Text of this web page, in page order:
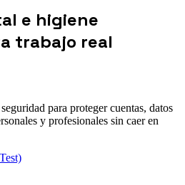
e higiene
trabajo real
para proteger cuentas, datos
y profesionales sin caer en